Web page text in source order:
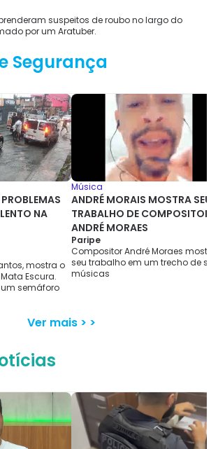
suspeitos de roubo no largo do
por um Aratuber.
Segurança
NA
mostra o
Escura.
semáforo
Música
ANDRÉ MORAIS MOSTRA SEU
TRABALHO DE COMPOSITOR
ANDRÉ MORAES
Paripe
Compositor André Moraes mostra
seu trabalho em um trecho de
músicas
Ver mais > >